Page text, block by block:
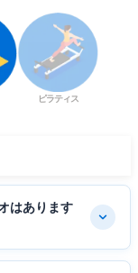
ピラティス
はあります